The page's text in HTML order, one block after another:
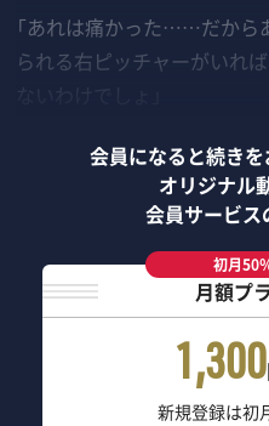
「あれは痛かった……だから
られる右ピッチャーがいれ
会員になると続きを
オリジナル
会員サービス
初月50
月額プ
1,300
新規登録は初